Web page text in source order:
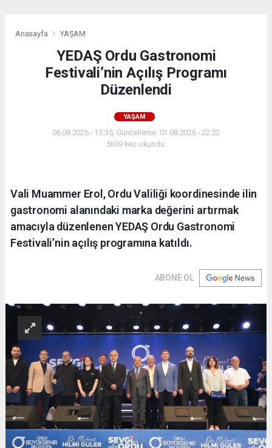
Anasayfa YAŞAM
YEDAŞ Ordu Gastronomi
Festivali’nin Açılış Programı
Düzenlendi
YAŞAM
06.08.2026 - 15:35, Güncelleme: 01.08.2026 - 22:22
5609 kez okundu.
Vali Muammer Erol, Ordu Valiliği koordinesinde ilin
gastronomi alanındaki marka değerini artırmak
amacıyla düzenlenen YEDAŞ Ordu Gastronomi
Festivali’nin açılış programına katıldı.
ABONE OL